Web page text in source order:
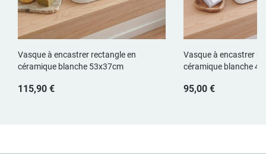
Vasque à encastrer rectangle en
céramique blanche 53x37cm
115,90 €
Vasque à encastrer
céramique blanche
95,00 €